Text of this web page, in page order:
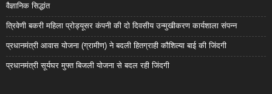
वैज्ञानिक सिद्धांत
त्रिवेणी बकरी महिला प्रोड्यूसर कंपनी की दो दिवसीय उन्मुखीकरण कार्यशाला संपन्न
प्रधानमंत्री आवास योजना (ग्रामीण) ने बदली हितग्राही कौशिल्या बाई की जिंदगी
प्रधानमंत्री सूर्यघर मुफ्त बिजली योजना से बदल रही जिंदगी